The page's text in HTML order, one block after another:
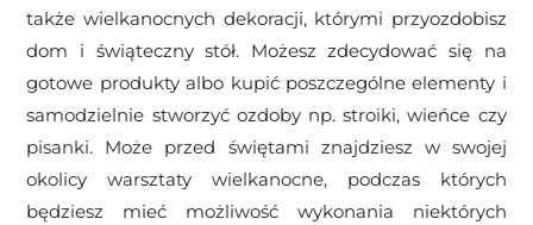
także wielkanocnych dekoracji, którymi przyozdobisz
dom i świąteczny stół. Możesz zdecydować się na
gotowe produkty albo kupić poszczególne elementy i
samodzielnie stworzyć ozdoby np. stroiki, wieńce czy
pisanki. Może przed świętami znajdziesz w swojej
okolicy warsztaty wielkanocne, podczas których
będziesz mieć możliwość wykonania niektórych